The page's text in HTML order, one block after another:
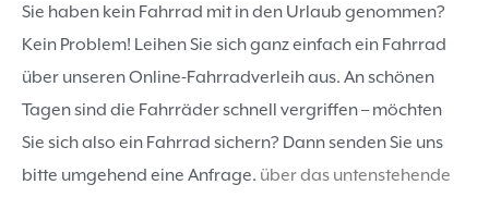
Sie haben kein Fahrrad mit in den Urlaub genommen?
Kein Problem! Leihen Sie sich ganz einfach ein Fahrrad
über unseren Online-Fahrradverleih aus. An schönen
Tagen sind die Fahrräder schnell vergriffen – möchten
Sie sich also ein Fahrrad sichern? Dann senden Sie uns
bitte umgehend eine Anfrage. über das untenstehende